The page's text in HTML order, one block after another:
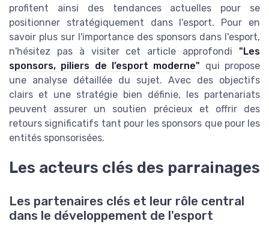
profitent ainsi des tendances actuelles pour se
positionner stratégiquement dans l'esport. Pour en
savoir plus sur l'importance des sponsors dans l'esport,
n'hésitez pas à visiter cet article approfondi "Les
sponsors, piliers de l’esport moderne" qui propose
une analyse détaillée du sujet. Avec des objectifs
clairs et une stratégie bien définie, les partenariats
peuvent assurer un soutien précieux et offrir des
retours significatifs tant pour les sponsors que pour les
entités sponsorisées.
Les acteurs clés des parrainages
Les partenaires clés et leur rôle central
dans le développement de l'esport